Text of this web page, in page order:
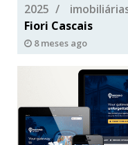
2025
Fiori Cascais
8 meses ago